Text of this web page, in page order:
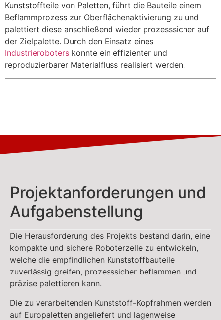
Kunststoffteile von Paletten, führt die Bauteile einem
Beflammprozess zur Oberflächenaktivierung zu und
palettiert diese anschließend wieder prozesssicher auf
der Zielpalette. Durch den Einsatz eines
Industrieroboters konnte ein effizienter und
reproduzierbarer Materialfluss realisiert werden.
Projektanforderungen und
Aufgabenstellung
Die Herausforderung des Projekts bestand darin, eine
kompakte und sichere Roboterzelle zu entwickeln,
welche die empfindlichen Kunststoffbauteile
zuverlässig greifen, prozesssicher beflammen und
präzise palettieren kann.
Die zu verarbeitenden Kunststoff-Kopfrahmen werden
auf Europaletten angeliefert und lagenweise